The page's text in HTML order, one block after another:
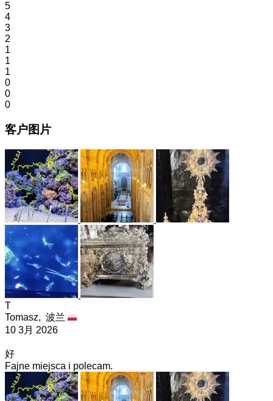
5
4
3
2
1
1
1
0
0
0
客户图片
T
Tomasz, 波兰
10 3月 2026
好
Fajne miejsca i polecam.